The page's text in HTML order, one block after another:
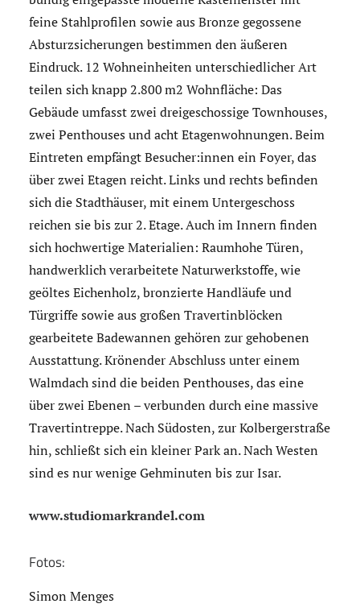
feine Stahlprofilen sowie aus Bronze gegossene
Absturzsicherungen bestimmen den äußeren
Eindruck. 12 Wohneinheiten unterschiedlicher Art
teilen sich knapp 2.800 m2 Wohnfläche: Das
Gebäude umfasst zwei dreigeschossige Townhouses,
zwei Penthouses und acht Etagenwohnungen. Beim
Eintreten empfängt Besucher:innen ein Foyer, das
über zwei Etagen reicht. Links und rechts befinden
sich die Stadthäuser, mit einem Untergeschoss
reichen sie bis zur 2. Etage. Auch im Innern finden
sich hochwertige Materialien: Raumhohe Türen,
handwerklich verarbeitete Naturwerkstoffe, wie
geöltes Eichenholz, bronzierte Handläufe und
Türgriffe sowie aus großen Travertinblöcken
gearbeitete Badewannen gehören zur gehobenen
Ausstattung. Krönender Abschluss unter einem
Walmdach sind die beiden Penthouses, das eine
über zwei Ebenen – verbunden durch eine massive
Travertintreppe. Nach Südosten, zur Kolbergerstraße
hin, schließt sich ein kleiner Park an. Nach Westen
sind es nur wenige Gehminuten bis zur Isar.
www.studiomarkrandel.com
Fotos:
Simon Menges